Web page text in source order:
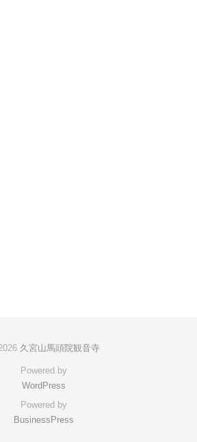
久宮山馬頭院観音寺
Powered by
WordPress
Powered by
BusinessPress